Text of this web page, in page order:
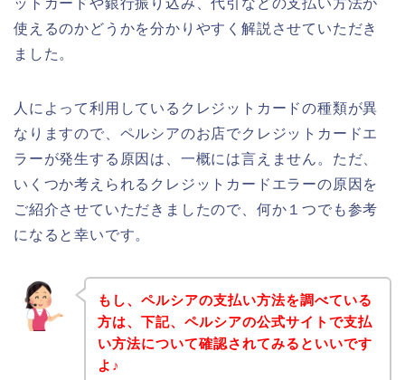
使えるのかどうかを分かりやすく解説させていただき
ました。
人によって利用しているクレジットカードの種類が異
なりますので、ペルシアのお店でクレジットカードエ
ラーが発生する原因は、一概には言えません。ただ、
いくつか考えられるクレジットカードエラーの原因を
ご紹介させていただきましたので、何か１つでも参考
になると幸いです。
もし、ペルシアの支払い方法を調べている
方は、下記、ペルシアの公式サイトで支払
い方法について確認されてみるといいです
よ♪